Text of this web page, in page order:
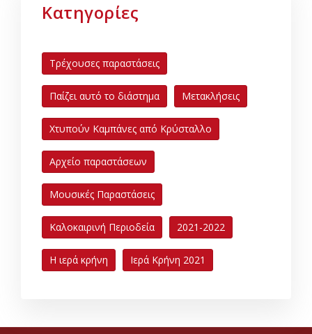
Κατηγορίες
Τρέχουσες παραστάσεις
Παίζει αυτό το διάστημα Μετακλήσεις
Χτυπούν Καμπάνες από Κρύσταλλο
Αρχείο παραστάσεων
Μουσικές Παραστάσεις
Καλοκαιρινή Περιοδεία 2021-2022
Η ιερά κρήνη Ιερά Κρήνη 2021